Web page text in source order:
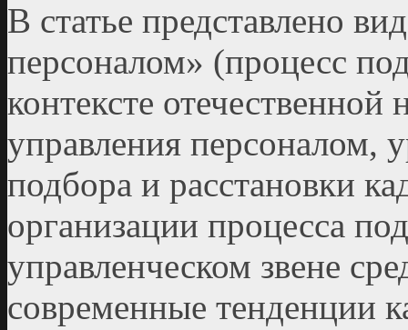
В статье представлено
персоналом» (процесс
контексте
управления персоналом,
подбора и расстановки
организации процесса
управленческом звене
современные тенденции